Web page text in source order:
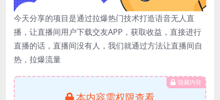
今天分享的项目是通过拉爆热门技术打造语音无人直
播，让直播间用户下载交友APP，获取收益，直接进行
直播的话，直播间没有人，我们就通过方法让直播间自
热，拉爆流量
隐藏内容
本内容需权限查看